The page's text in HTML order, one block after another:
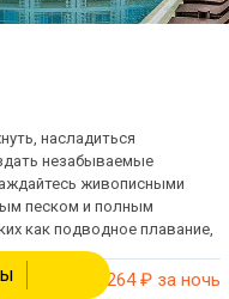
насладиться
незабываемые
живописными
песком и полным
как подводное плавание,
от 71 264₽ за ночь